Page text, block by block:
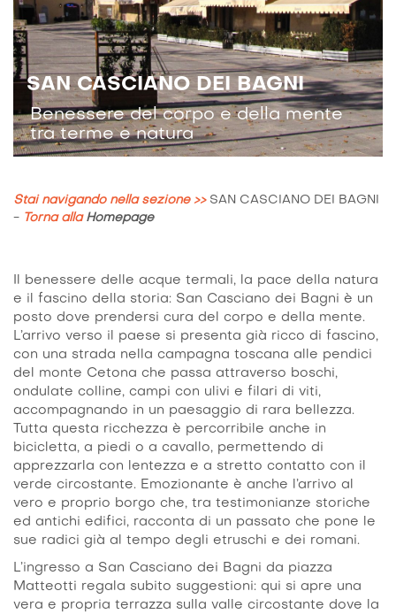
SAN CASCIANO DEI BAGNI
Benessere del corpo e della mente
tra terme e natura
Stai navigando nella sezione >> SAN CASCIANO DEI BAGNI
- Torna alla Homepage
Il benessere delle acque termali, la pace della natura
e il fascino della storia: San Casciano dei Bagni è un
posto dove prendersi cura del corpo e della mente.
L’arrivo verso il paese si presenta già ricco di fascino,
con una strada nella campagna toscana alle pendici
del monte Cetona che passa attraverso boschi,
ondulate colline, campi con ulivi e filari di viti,
accompagnando in un paesaggio di rara bellezza.
Tutta questa ricchezza è percorribile anche in
bicicletta, a piedi o a cavallo, permettendo di
apprezzarla con lentezza e a stretto contatto con il
verde circostante. Emozionante è anche l’arrivo al
vero e proprio borgo che, tra testimonianze storiche
ed antichi edifici, racconta di un passato che pone le
sue radici già al tempo degli etruschi e dei romani.
L’ingresso a San Casciano dei Bagni da piazza
Matteotti regala subito suggestioni: qui si apre una
vera e propria terrazza sulla valle circostante dove la